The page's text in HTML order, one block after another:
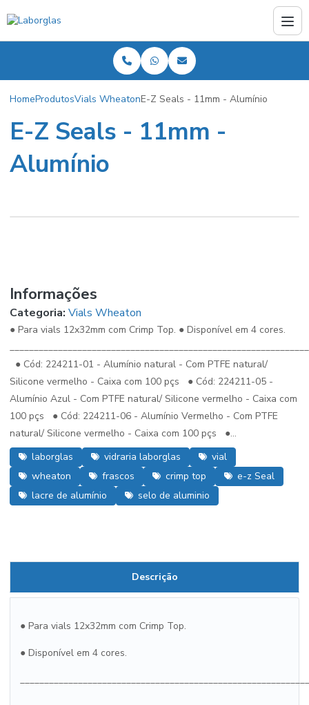
HomeProdutosVials WheatonE-Z Seals - 11mm - Alumínio
E-Z Seals - 11mm -
Alumínio
Informações
Categoria: Vials Wheaton
● Para vials 12x32mm com Crimp Top. ● Disponível em 4 cores.
● Cód: 224211-01 - Alumínio natural - Com PTFE natural/
Silicone vermelho - Caixa com 100 pçs ● Cód: 224211-05 -
Alumínio Azul - Com PTFE natural/ Silicone vermelho - Caixa com
100 pçs ● Cód: 224211-06 - Alumínio Vermelho - Com PTFE
natural/ Silicone vermelho - Caixa com 100 pçs ●...
laborglas
vidraria laborglas
vial
wheaton
frascos crimp top
e-z Seal
lacre de alumínio
selo de aluminio
Descrição
● Para vials 12x32mm com Crimp Top.
● Disponível em 4 cores.